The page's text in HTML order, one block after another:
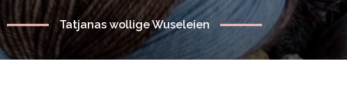
Tatjanas wollige Wuseleien